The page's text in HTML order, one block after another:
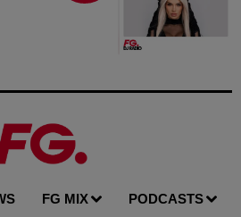
FG MIX PODCASTS